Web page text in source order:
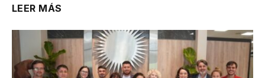
LEER MÁS